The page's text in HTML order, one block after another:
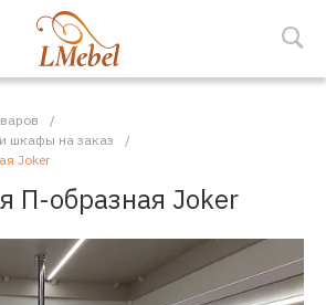
/
шкафы на заказ
/
Joker
П-образная Joker